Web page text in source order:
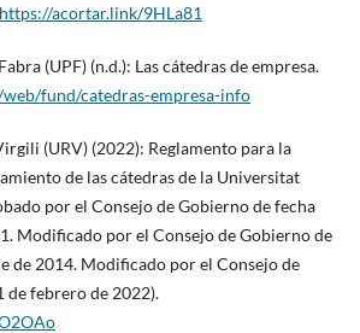
https://acortar.link/9HLa81
(UPF) (n.d.): Las cátedras de empresa.
fund/catedras-empresa-info
(URV) (2022): Reglamento para la
de las cátedras de la Universitat
por el Consejo de Gobierno de fecha
Modificado por el Consejo de Gobierno de
de 2014. Modificado por el Consejo de
de febrero de 2022).